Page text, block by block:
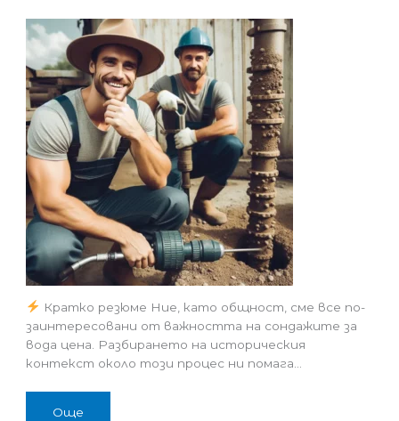
Кратко резюме Ние, като общност, сме все по-
заинтересовани от важността на сондажите за
вода цена. Разбирането на историческия
контекст около този процес ни помага…
Още